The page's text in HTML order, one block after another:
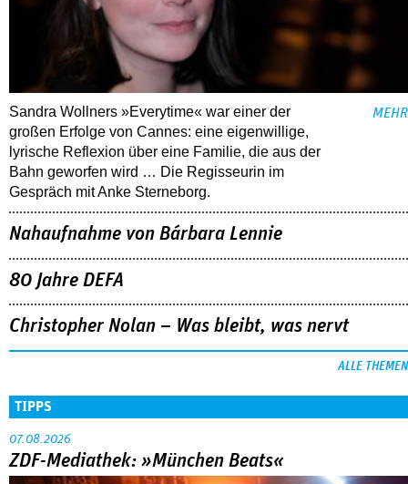
Sandra Wollners »Everytime« war einer der
großen Erfolge von Cannes: eine eigenwillige,
lyrische Reflexion über eine ­Familie, die aus der
Bahn geworfen wird … Die Regisseurin im
Gespräch mit Anke Sterneborg.
MEHR
Nahaufnahme von Bárbara Lennie
80 Jahre DEFA
Christopher Nolan – Was bleibt, was nervt
ALLE THEMEN
TIPPS
07.08.2026
ZDF-Mediathek: »München Beats«